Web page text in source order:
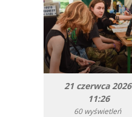
21 czerwca 2026
11:26
60 wyświetleń